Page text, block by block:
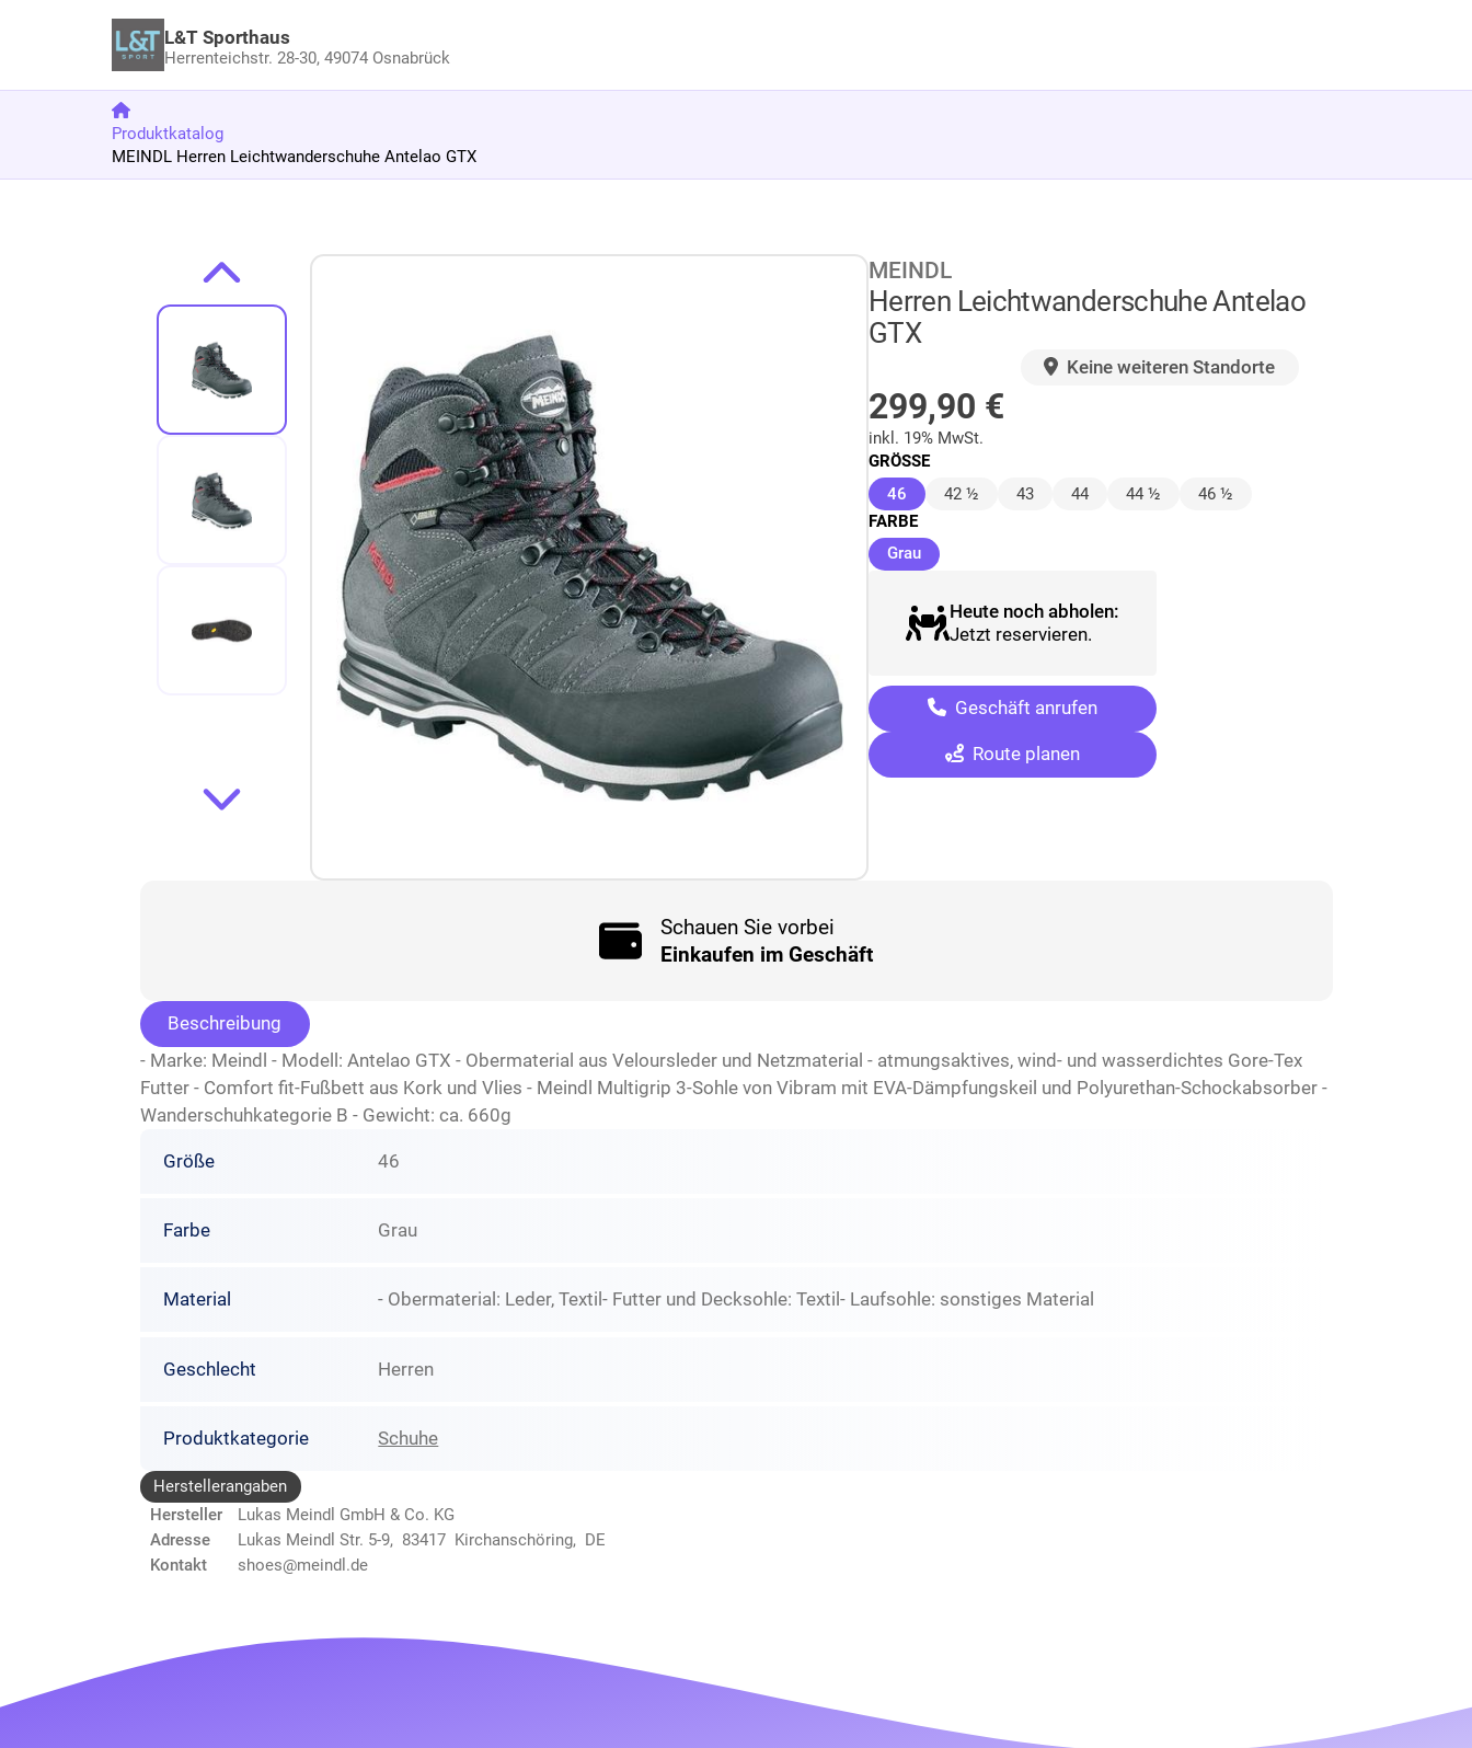
L&T Sporthaus
Herrenteichstr. 28-30,49074 Osnabrück
Produktkatalog
MEINDL Herren Leichtwanderschuhe Antelao GTX
Zur Produktbeschreibung springen MEINDL
Herren Leichtwanderschuhe Antelao
GTX
Keine weiteren Standorte
299,90 €
inkl. 19% MwSt.
GRÖSSE
46 (ausgewählt)
42 ½ 43 44 44 ½
46 ½
FARBE
Grau(ausgewählt)
Heute noch abholen:
Jetzt reservieren.
Geschäft anrufen
Route planen
Schauen Sie vorbei
Einkaufen im Geschäft
Beschreibung
- Marke: Meindl - Modell: Antelao GTX - Obermaterial aus Veloursleder und Netzmaterial - atmungsaktives, wind- und wasserdichtes Gore-Tex
Futter - Comfort fit-Fußbett aus Kork und Vlies - Meindl Multigrip 3-Sohle von Vibram mit EVA-Dämpfungskeil und Polyurethan-Schockabsorber -
Wanderschuhkategorie B - Gewicht: ca. 660g
Größe 46
Farbe Grau
Material - Obermaterial: Leder, Textil- Futter und Decksohle: Textil- Laufsohle: sonstiges Material
Geschlecht Herren
Produktkategorie Schuhe
Herstellerangaben
Hersteller
Lukas Meindl GmbH & Co. KG
Adresse
Lukas Meindl Str. 5-9, 83417 Kirchanschöring, DE
Kontakt
shoes@meindl.de